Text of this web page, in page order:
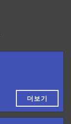
더보기